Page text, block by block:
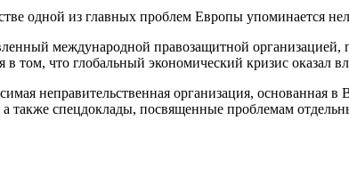
одной из главных проблем Европы упоминается
международной правозащитной
в том, что глобальный экономический кризис оказал
неправительственная организация, основанная
также спецдоклады, посвященные проблемам